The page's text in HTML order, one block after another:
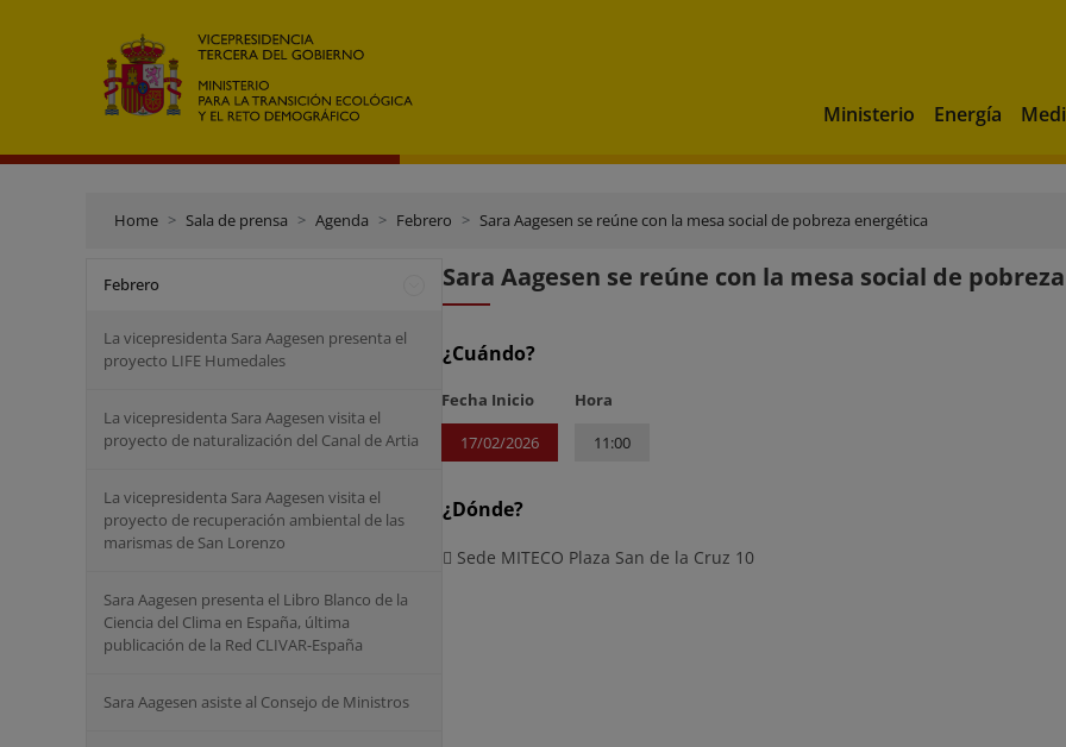
Ministerio Energía
Home Sala de prensa Agenda Febrero Sara Aagesen se reúne con la mesa social de pobreza energética
Febrero
La vicepresidenta Sara Aagesen presenta el
proyecto LIFE Humedales
La vicepresidenta Sara Aagesen visita el
proyecto de naturalización del Canal de Artia
La vicepresidenta Sara Aagesen visita el
proyecto de recuperación ambiental de las
marismas de San Lorenzo
Sara Aagesen presenta el Libro Blanco de la
Ciencia del Clima en España, última
publicación de la Red CLIVAR-España
Sara Aagesen asiste al Consejo de Ministros
Sara Aagesen se reúne con la mesa social de
¿Cuándo?
Fecha Inicio
17/02/2026
Hora
11:00
¿Dónde?
Sede MITECO Plaza San de la Cruz 10